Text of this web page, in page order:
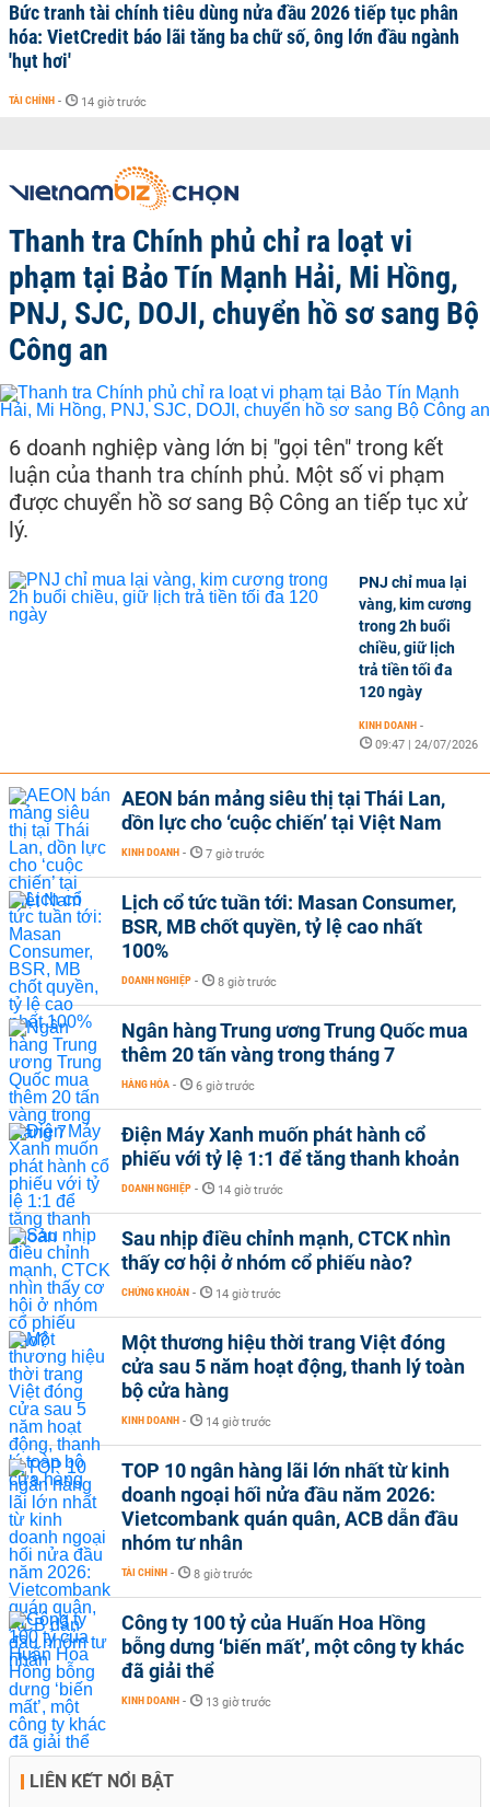
Bức tranh tài chính tiêu dùng nửa đầu 2026 tiếp tục phân
hóa: VietCredit báo lãi tăng ba chữ số, ông lớn đầu ngành
'hụt hơi'
TÀI CHÍNH - 14 giờ trước
Thanh tra Chính phủ chỉ ra loạt vi
phạm tại Bảo Tín Mạnh Hải, Mi Hồng,
PNJ, SJC, DOJI, chuyển hồ sơ sang Bộ
Công an
6 doanh nghiệp vàng lớn bị "gọi tên" trong kết
luận của thanh tra chính phủ. Một số vi phạm
được chuyển hồ sơ sang Bộ Công an tiếp tục xử
lý.
PNJ chỉ mua lại
vàng, kim cương
trong 2h buổi
chiều, giữ lịch
trả tiền tối đa
120 ngày
KINH DOANH -
09:47 | 24/07/2026
AEON bán mảng siêu thị tại Thái Lan,
dồn lực cho ‘cuộc chiến’ tại Việt Nam
KINH DOANH - 7 giờ trước
Lịch cổ tức tuần tới: Masan Consumer,
BSR, MB chốt quyền, tỷ lệ cao nhất
100%
DOANH NGHIỆP - 8 giờ trước
Ngân hàng Trung ương Trung Quốc mua
thêm 20 tấn vàng trong tháng 7
HÀNG HÓA - 6 giờ trước
Điện Máy Xanh muốn phát hành cổ
phiếu với tỷ lệ 1:1 để tăng thanh khoản
DOANH NGHIỆP - 14 giờ trước
Sau nhịp điều chỉnh mạnh, CTCK nhìn
thấy cơ hội ở nhóm cổ phiếu nào?
CHỨNG KHOÁN - 14 giờ trước
Một thương hiệu thời trang Việt đóng
cửa sau 5 năm hoạt động, thanh lý toàn
bộ cửa hàng
KINH DOANH - 14 giờ trước
TOP 10 ngân hàng lãi lớn nhất từ kinh
doanh ngoại hối nửa đầu năm 2026:
Vietcombank quán quân, ACB dẫn đầu
nhóm tư nhân
TÀI CHÍNH - 8 giờ trước
Công ty 100 tỷ của Huấn Hoa Hồng
bỗng dưng ‘biến mất’, một công ty khác
đã giải thể
KINH DOANH - 13 giờ trước
LIÊN KẾT NỔI BẬT